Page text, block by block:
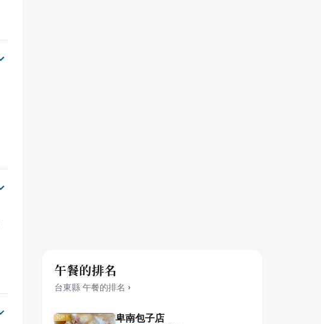
午餐的排名
台東縣 午餐的排名 ›
卑南包子店